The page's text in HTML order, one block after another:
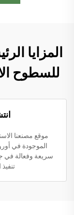
للسطوح
موقع مصنعنا
الموجودة في
سريعة وفعالة في